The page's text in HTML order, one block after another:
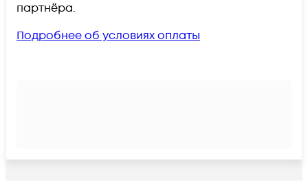
партнёра.
Подробнее об условиях оплаты